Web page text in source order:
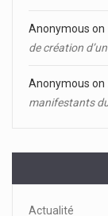
Anonymous on
de création
Anonymous on
manifestants
Actualité